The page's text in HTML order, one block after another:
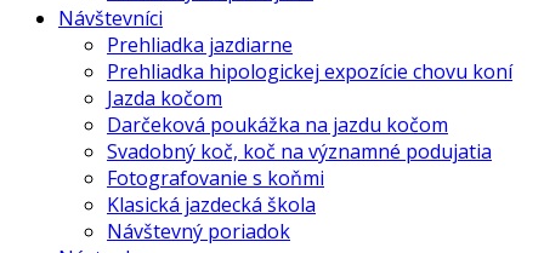
Návštevníci
Prehliadka jazdiarne
Prehliadka hipologickej expozície chovu koní
Jazda kočom
Darčeková poukážka na jazdu kočom
Svadobný koč, koč na významné podujatia
Fotografovanie s koňmi
Klasická jazdecká škola
Návštevný poriadok